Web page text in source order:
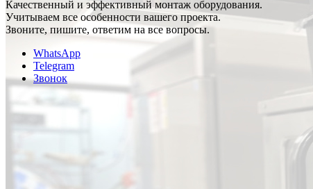
Качественный и эффективный монтаж оборудования.
Учитываем все особенности вашего проекта.
Звоните, пишите, ответим на все вопросы.
WhatsApp
Telegram
Звонок